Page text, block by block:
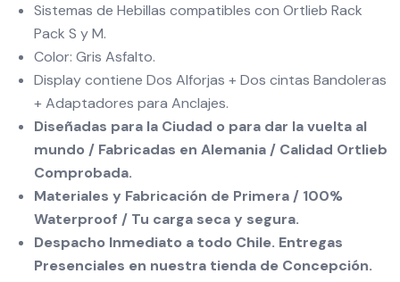
Sistemas de Hebillas compatibles con Ortlieb Rack
Pack S y M.
Color: Gris Asfalto.
Display contiene Dos Alforjas + Dos cintas Bandoleras
+ Adaptadores para Anclajes.
Diseñadas para la Ciudad o para dar la vuelta al
mundo / Fabricadas en Alemania / Calidad Ortlieb
Comprobada.
Materiales y Fabricación de Primera / 100%
Waterproof / Tu carga seca y segura.
Despacho Inmediato a todo Chile. Entregas
Presenciales en nuestra tienda de Concepción.